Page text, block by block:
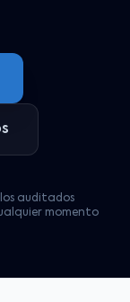
auditados
momento